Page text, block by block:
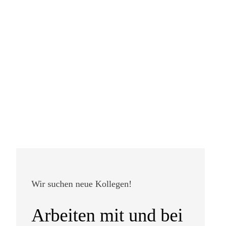
Wir suchen neue Kollegen!
Arbeiten mit und bei